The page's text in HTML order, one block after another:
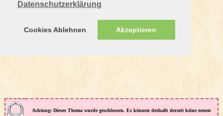
Datenschutzerklärung
Cookies Ablehnen Akzeptieren
Achtung: Dieses Thema wurde geschlossen. Es können deshalb derzeit keine neuen